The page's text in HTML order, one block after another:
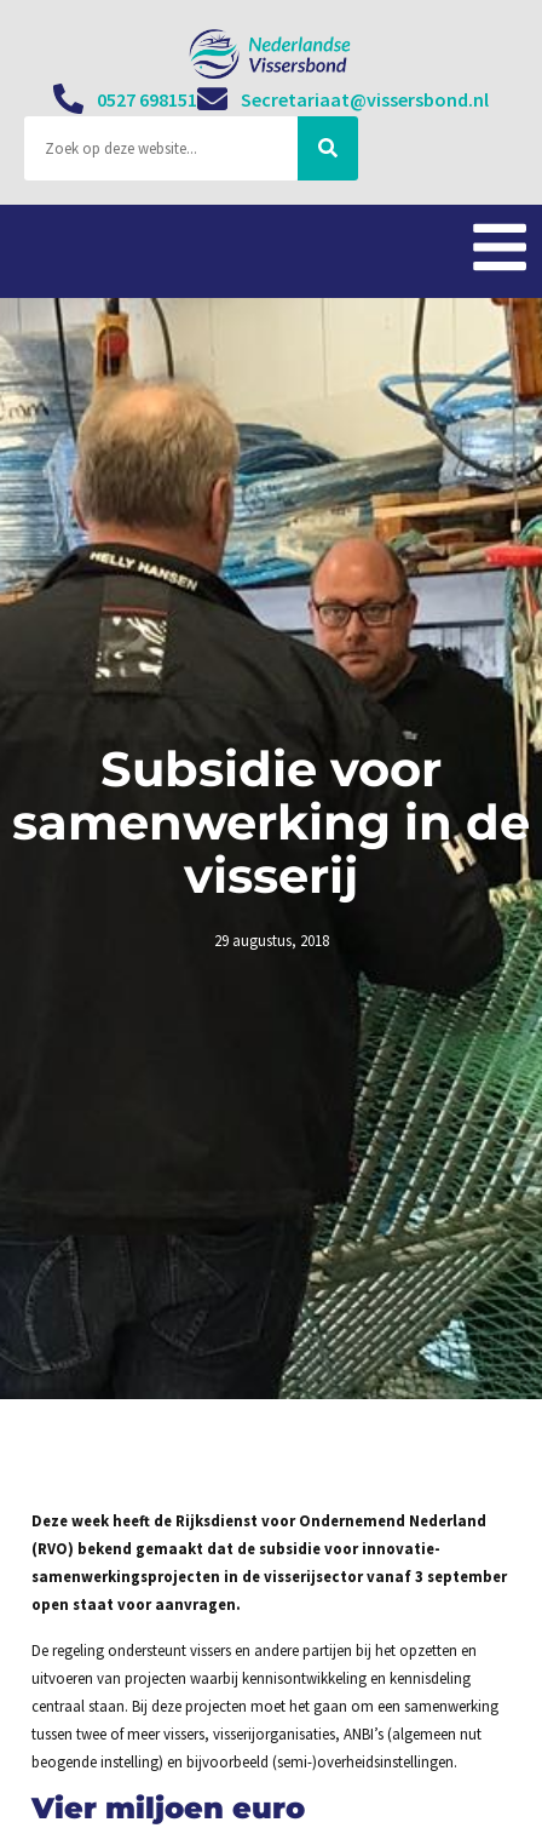
0527 698151 Secretariaat@vissersbond.nl
Subsidie voor
samenwerking in de
visserij
29 augustus, 2018
Deze week heeft de Rijksdienst voor Ondernemend Nederland
(RVO) bekend gemaakt dat de subsidie voor innovatie-
samenwerkingsprojecten in de visserijsector vanaf 3 september
open staat voor aanvragen.
De regeling ondersteunt vissers en andere partijen bij het opzetten en
uitvoeren van projecten waarbij kennisontwikkeling en kennisdeling
centraal staan. Bij deze projecten moet het gaan om een samenwerking
tussen twee of meer vissers, visserijorganisaties, ANBI’s (algemeen nut
beogende instelling) en bijvoorbeeld (semi-)overheidsinstellingen.
Vier miljoen euro